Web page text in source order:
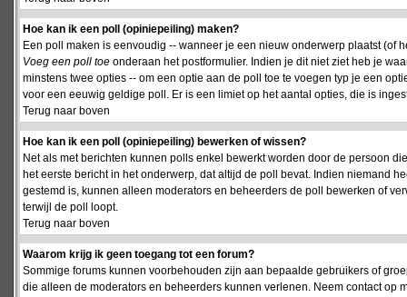
Hoe kan ik een poll (opiniepeiling) maken?
Een poll maken is eenvoudig -- wanneer je een nieuw onderwerp plaatst (of
Voeg een poll toe onderaan het postformulier. Indien je dit niet ziet heb je
minstens twee opties -- om een optie aan de poll toe te voegen typ je een
voor een eeuwig geldige poll. Er is een limiet op het aantal opties, die is
Terug naar boven
Hoe kan ik een poll (opiniepeiling) bewerken of wissen?
Net als met berichten kunnen polls enkel bewerkt worden door de persoon
het eerste bericht in het onderwerp, dat altijd de poll bevat. Indien niemand
gestemd is, kunnen alleen moderators en beheerders de poll bewerken of
terwijl de poll loopt.
Terug naar boven
Waarom krijg ik geen toegang tot een forum?
Sommige forums kunnen voorbehouden zijn aan bepaalde gebruikers of
die alleen de moderators en beheerders kunnen verlenen. Neem contact op